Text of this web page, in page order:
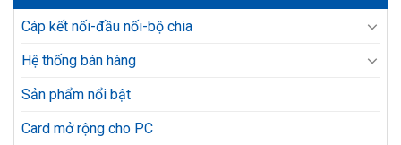
Cáp kết nối-đầu nối-bộ chia
Hệ thống bán hàng
Sản phẩm nổi bật
Card mở rộng cho PC